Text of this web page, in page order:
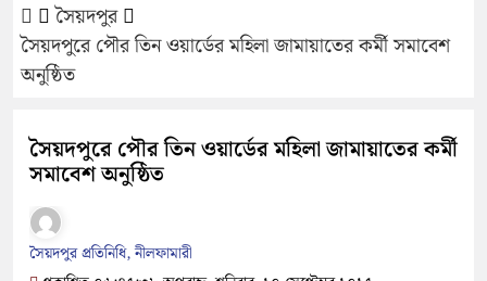
সৈয়দপুর
সৈয়দপুরে পৌর তিন ওয়ার্ডের মহিলা জামায়াতের কর্মী সমাবেশ
অনুষ্ঠিত
সৈয়দপুরে পৌর তিন ওয়ার্ডের মহিলা জামায়াতের কর্মী
সমাবেশ অনুষ্ঠিত
সৈয়দপুর প্রতিনিধি, নীলফামারী